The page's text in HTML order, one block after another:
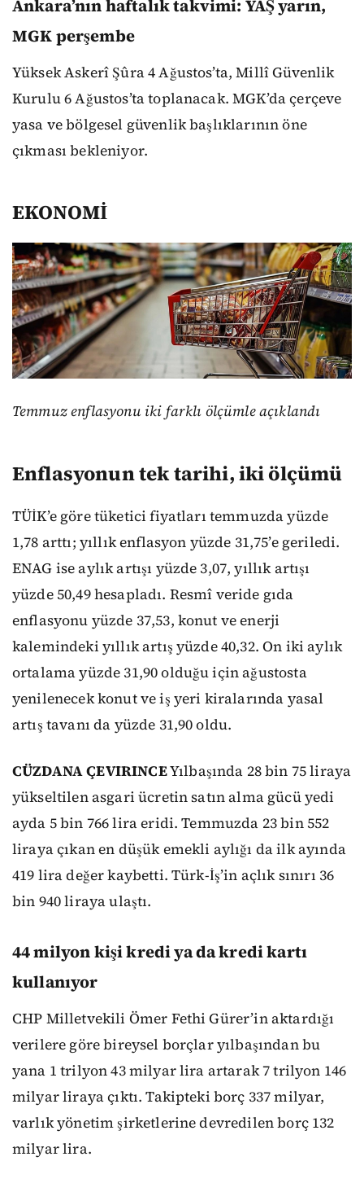
Ankara’nın haftalık takvimi: YAŞ yarın,
MGK perşembe
Yüksek Askerî Şûra 4 Ağustos’ta, Millî Güvenlik
Kurulu 6 Ağustos’ta toplanacak. MGK’da çerçeve
yasa ve bölgesel güvenlik başlıklarının öne
çıkması bekleniyor.
EKONOMİ
Temmuz enflasyonu iki farklı ölçümle açıklandı
Enflasyonun tek tarihi, iki ölçümü
TÜİK’e göre tüketici fiyatları temmuzda yüzde
1,78 arttı; yıllık enflasyon yüzde 31,75’e geriledi.
ENAG ise aylık artışı yüzde 3,07, yıllık artışı
yüzde 50,49 hesapladı. Resmî veride gıda
enflasyonu yüzde 37,53, konut ve enerji
kalemindeki yıllık artış yüzde 40,32. On iki aylık
ortalama yüzde 31,90 olduğu için ağustosta
yenilenecek konut ve iş yeri kiralarında yasal
artış tavanı da yüzde 31,90 oldu.
CÜZDANA ÇEVIRINCEYılbaşında 28 bin 75 liraya
yükseltilen asgari ücretin satın alma gücü yedi
ayda 5 bin 766 lira eridi. Temmuzda 23 bin 552
liraya çıkan en düşük emekli aylığı da ilk ayında
419 lira değer kaybetti. Türk-İş’in açlık sınırı 36
bin 940 liraya ulaştı.
44 milyon kişi kredi ya da kredi kartı
kullanıyor
CHP Milletvekili Ömer Fethi Gürer’in aktardığı
verilere göre bireysel borçlar yılbaşından bu
yana 1 trilyon 43 milyar lira artarak 7 trilyon 146
milyar liraya çıktı. Takipteki borç 337 milyar,
varlık yönetim şirketlerine devredilen borç 132
milyar lira.